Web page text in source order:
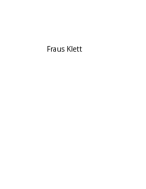
Fraus Klett